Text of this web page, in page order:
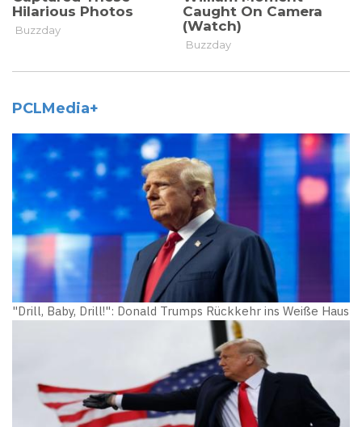
PCLMedia+
"Drill, Baby, Drill!": Donald Trumps Rückkehr ins Weiße Haus